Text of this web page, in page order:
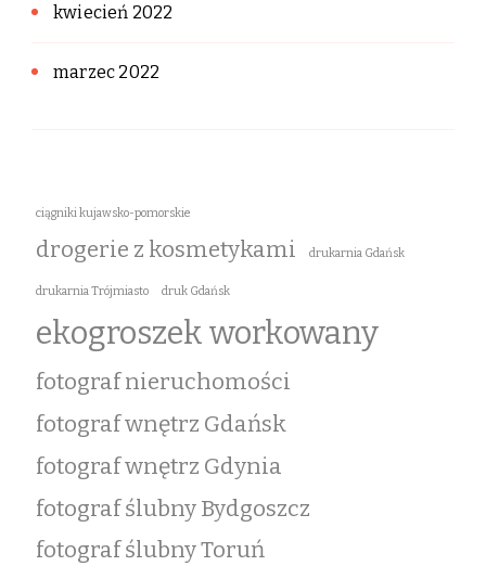
kwiecień 2022
marzec 2022
ciągniki kujawsko-pomorskie
drogerie z kosmetykami drukarnia Gdańsk
drukarnia Trójmiasto druk Gdańsk
ekogroszek workowany
fotograf nieruchomości
fotograf wnętrz Gdańsk
fotograf wnętrz Gdynia
fotograf ślubny Bydgoszcz
fotograf ślubny Toruń